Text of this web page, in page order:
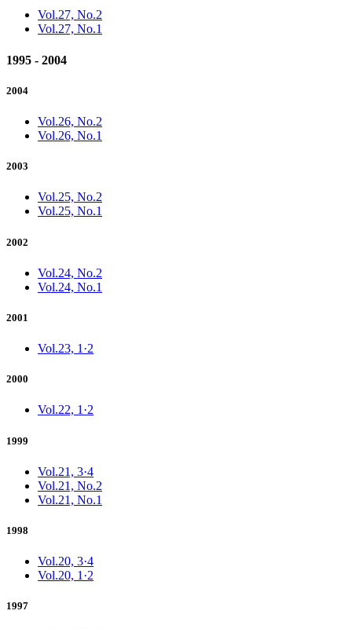
Vol.27, No.2
Vol.27, No.1
1995 - 2004
2004
Vol.26, No.2
Vol.26, No.1
2003
Vol.25, No.2
Vol.25, No.1
2002
Vol.24, No.2
Vol.24, No.1
2001
Vol.23, 1·2
2000
Vol.22, 1·2
1999
Vol.21, 3·4
Vol.21, No.2
Vol.21, No.1
1998
Vol.20, 3·4
Vol.20, 1·2
1997